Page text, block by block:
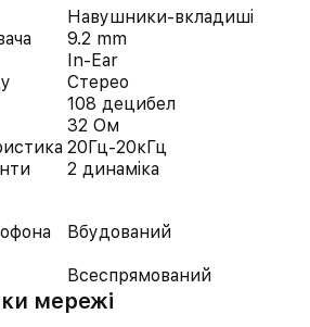
Навушники-вкладиші
9.2 mm
In-Ear
Стерео
108 децибел
32 Ом
20Гц-20кГц
2 динаміка
Вбудований
Всеспрямований
мережі